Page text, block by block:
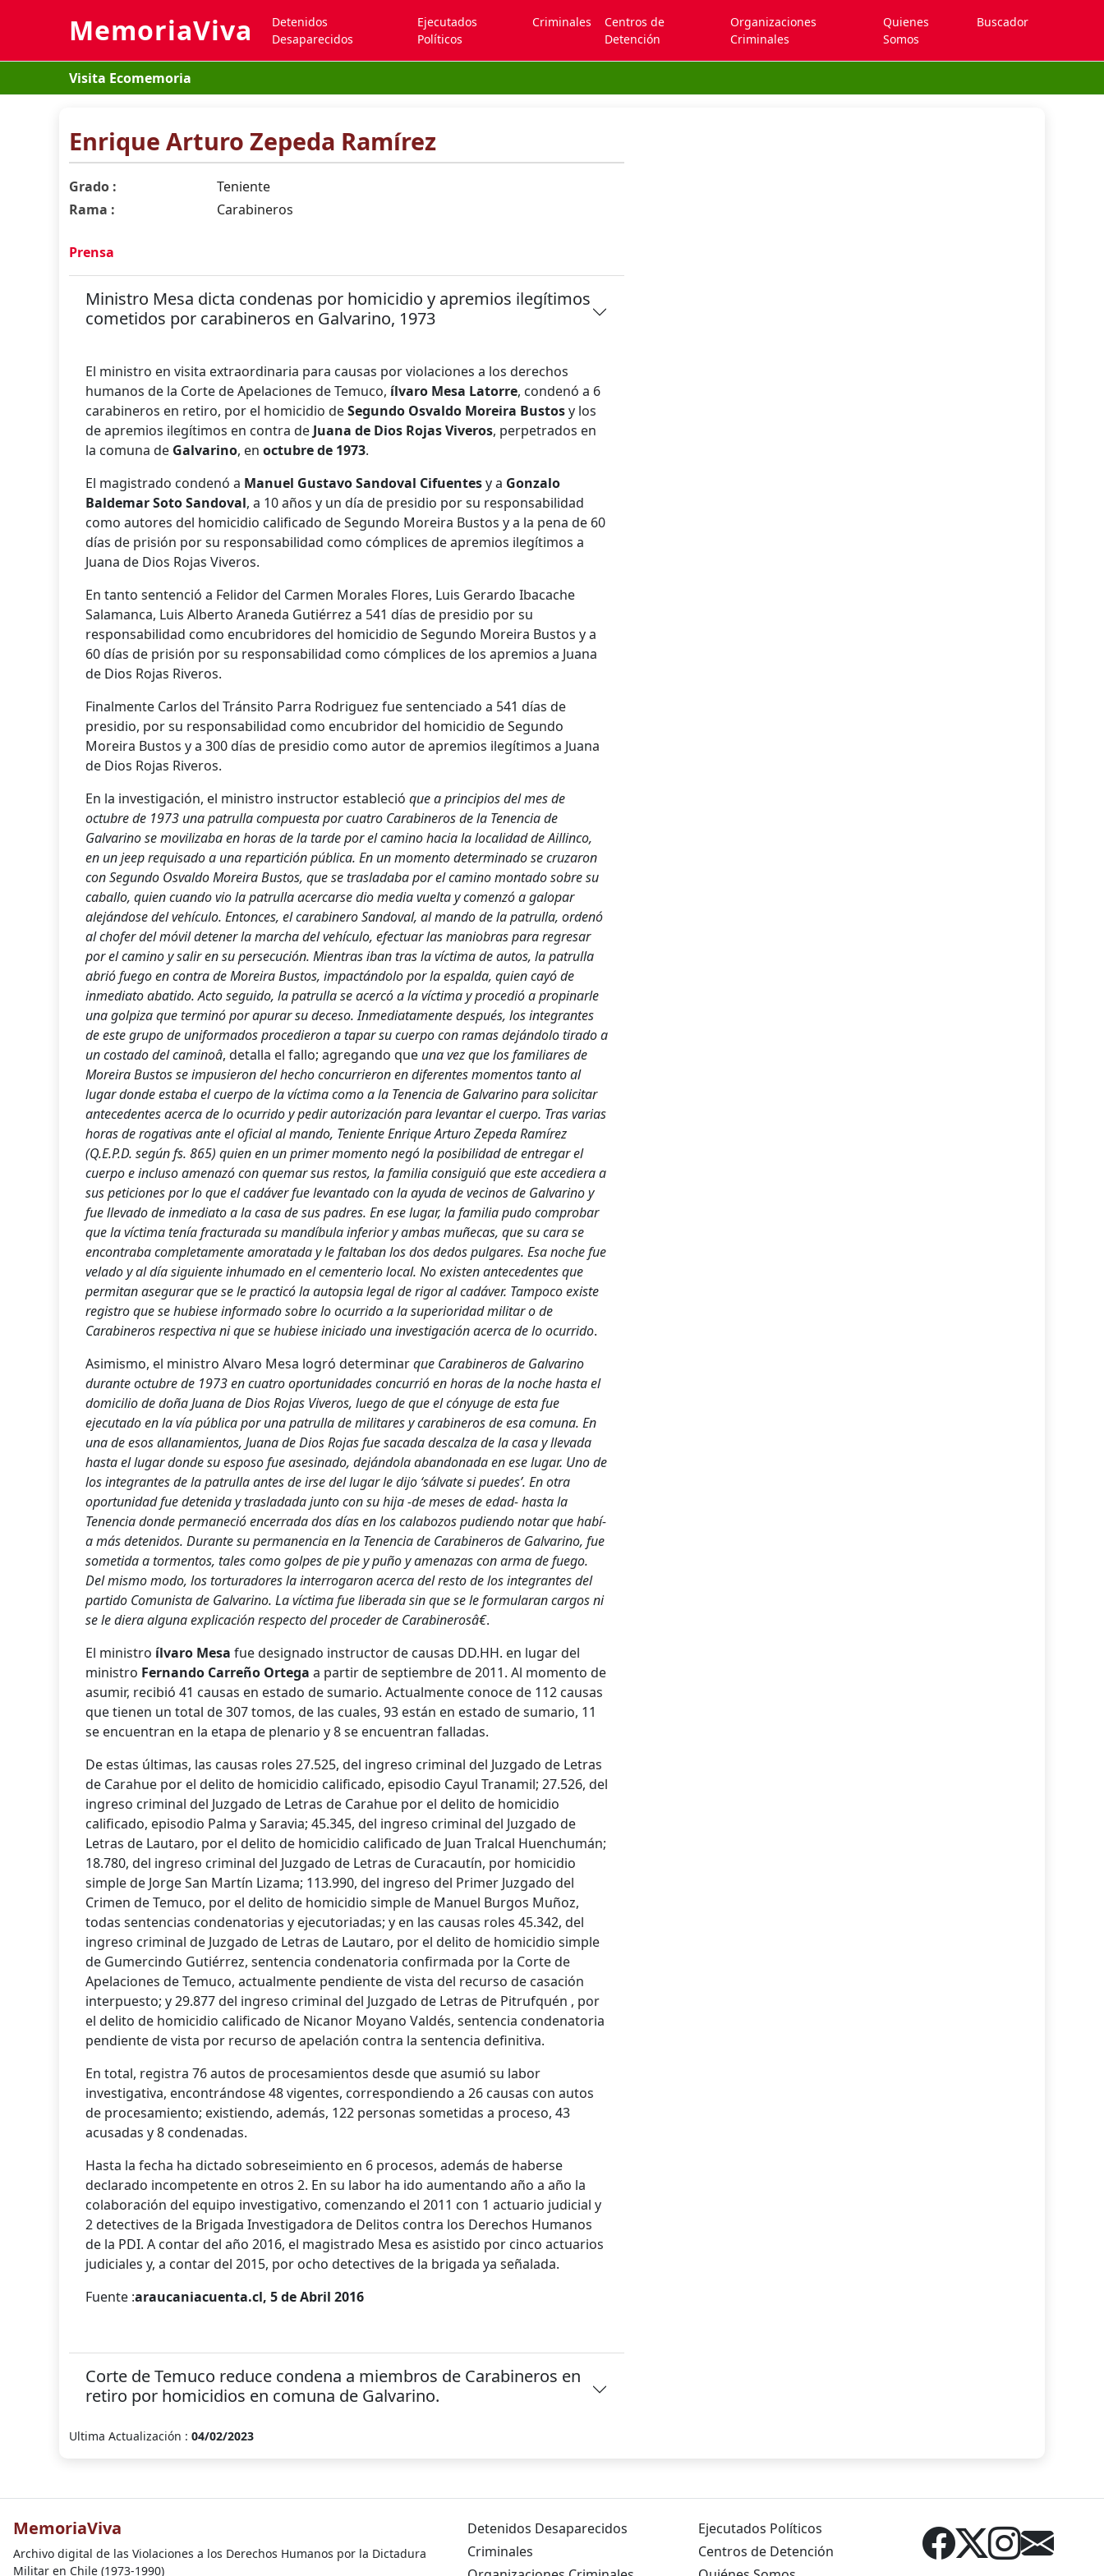
MemoriaViva
Detenidos
Desaparecidos
Ejecutados
Políticos
Criminales
Centros de
Detención
Organizaciones
Criminales
Quienes
Somos
Buscador
Visita Ecomemoria
Enrique Arturo Zepeda Ramí­rez
Grado :
Teniente
Rama :
Carabineros
Prensa
Ministro Mesa dicta condenas por homicidio y apremios ilegí­timos
cometidos por carabineros en Galvarino, 1973
El ministro en visita extraordinaria para causas por violaciones a los derechos
humanos de la Corte de Apelaciones de Temuco, ílvaro Mesa Latorre, condenó a 6
carabineros en retiro, por el homicidio deSegundo Osvaldo Moreira Bustosy los
de apremios ilegí­timos en contra de Juana de Dios Rojas Viveros, perpetrados en
la comuna de Galvarino, en octubre de 1973.
El magistrado condenó a Manuel Gustavo Sandoval Cifuentesy a Gonzalo
Baldemar Soto Sandoval, a 10 años y un dí­a de presidio por su responsabilidad
como autores del homicidio calificado de Segundo Moreira Bustos y a la pena de 60
dí­as de prisión por su responsabilidad como cómplices de apremios ilegí­timos a
Juana de Dios Rojas Viveros.
En tanto sentenció a Felidor del Carmen Morales Flores, Luis Gerardo Ibacache
Salamanca, Luis Alberto Araneda Gutiérrez a 541 dí­as de presidio por su
responsabilidad como encubridores del homicidio de Segundo Moreira Bustos y a
60 dí­as de prisión por su responsabilidad como cómplices de los apremios a Juana
de Dios Rojas Riveros.
Finalmente Carlos del Tránsito Parra Rodriguez fue sentenciado a 541 dí­as de
presidio, por su responsabilidad como encubridor del homicidio de Segundo
Moreira Bustos y a 300 dí­as de presidio como autor de apremios ilegí­timos a Juana
de Dios Rojas Riveros.
En la investigación, el ministro instructor estableció que a principios del mes de
octubre de 1973 una patrulla compuesta por cuatro Carabineros de la Tenencia de
Galvarino se movilizaba en horas de la tarde por el camino hacia la localidad de Aillinco,
en un jeep requisado a una repartición pública. En un momento determinado se cruzaron
con Segundo Osvaldo Moreira Bustos, que se trasladaba por el camino montado sobre su
caballo, quien cuando vio la patrulla acercarse dio media vuelta y comenzó a galopar
alejándose del vehí­culo. Entonces, el carabinero Sandoval, al mando de la patrulla, ordenó
al chofer del móvil detener la marcha del vehí­culo, efectuar las maniobras para regresar
por el camino y salir en su persecución. Mientras iban tras la ví­ctima de autos, la patrulla
abrió fuego en contra de Moreira Bustos, impactándolo por la espalda, quien cayó de
inmediato abatido. Acto seguido, la patrulla se acercó a la ví­ctima y procedió a propinarle
una golpiza que terminó por apurar su deceso. Inmediatamente después, los integrantes
de este grupo de uniformados procedieron a tapar su cuerpo con ramas dejándolo tirado a
un costado del caminoâ, detalla el fallo; agregando que una vez que los familiares de
Moreira Bustos se impusieron del hecho concurrieron en diferentes momentos tanto al
lugar donde estaba el cuerpo de la ví­ctima como a la Tenencia de Galvarino para solicitar
antecedentes acerca de lo ocurrido y pedir autorización para levantar el cuerpo. Tras varias
horas de rogativas ante el oficial al mando, Teniente Enrique Arturo Zepeda Ramí­rez
(Q.E.P.D. según fs. 865) quien en un primer momento negó la posibilidad de entregar el
cuerpo e incluso amenazó con quemar sus restos, la familia consiguió que este accediera a
sus peticiones por lo que el cadáver fue levantado con la ayuda de vecinos de Galvarino y
fue llevado de inmediato a la casa de sus padres. En ese lugar, la familia pudo comprobar
que la ví­ctima tení­a fracturada su mandí­bula inferior y ambas muñecas, que su cara se
encontraba completamente amoratada y le faltaban los dos dedos pulgares. Esa noche fue
velado y al dí­a siguiente inhumado en el cementerio local. No existen antecedentes que
permitan asegurar que se le practicó la autopsia legal de rigor al cadáver. Tampoco existe
registro que se hubiese informado sobre lo ocurrido a la superioridad militar o de
Carabineros respectiva ni que se hubiese iniciado una investigación acerca de lo ocurrido.
Asimismo, el ministro Alvaro Mesa logró determinarque Carabineros de Galvarino
durante octubre de 1973 en cuatro oportunidades concurrió en horas de la noche hasta el
domicilio de doña Juana de Dios Rojas Viveros, luego de que el cónyuge de esta fue
ejecutado en la ví­a pública por una patrulla de militares y carabineros de esa comuna. En
una de esos allanamientos, Juana de Dios Rojas fue sacada descalza de la casa y llevada
hasta el lugar donde su esposo fue asesinado, dejándola abandonada en ese lugar. Uno de
los integrantes de la patrulla antes de irse del lugar le dijo ‘sálvate si puedes’. En otra
oportunidad fue detenida y trasladada junto con su hija -de meses de edad- hasta la
Tenencia donde permaneció encerrada dos dí­as en los calabozos pudiendo notar que habí­
a más detenidos. Durante su permanencia en la Tenencia de Carabineros de Galvarino, fue
sometida a tormentos, tales como golpes de pie y puño y amenazas con arma de fuego.
Del mismo modo, los torturadores la interrogaron acerca del resto de los integrantes del
partido Comunista de Galvarino. La ví­ctima fue liberada sin que se le formularan cargos ni
se le diera alguna explicación respecto del proceder de Carabinerosâ€.
El ministro ílvaro Mesa fue designado instructor de causas DD.HH. en lugar del
ministro Fernando Carreño Ortega a partir de septiembre de 2011. Al momento de
asumir, recibió 41 causas en estado de sumario. Actualmente conoce de 112 causas
que tienen un total de 307 tomos, de las cuales, 93 están en estado de sumario, 11
se encuentran en la etapa de plenario y 8 se encuentran falladas.
De estas últimas, las causas roles 27.525, del ingreso criminal del Juzgado de Letras
de Carahue por el delito de homicidio calificado, episodio Cayul Tranamil; 27.526, del
ingreso criminal del Juzgado de Letras de Carahue por el delito de homicidio
calificado, episodio Palma y Saravia; 45.345, del ingreso criminal del Juzgado de
Letras de Lautaro, por el delito de homicidio calificado de Juan Tralcal Huenchumán;
18.780, del ingreso criminal del Juzgado de Letras de Curacautí­n, por homicidio
simple de Jorge San Martí­n Lizama; 113.990, del ingreso del Primer Juzgado del
Crimen de Temuco, por el delito de homicidio simple de Manuel Burgos Muñoz,
todas sentencias condenatorias y ejecutoriadas; y en las causas roles 45.342, del
ingreso criminal de Juzgado de Letras de Lautaro, por el delito de homicidio simple
de Gumercindo Gutiérrez, sentencia condenatoria confirmada por la Corte de
Apelaciones de Temuco, actualmente pendiente de vista del recurso de casación
interpuesto; y 29.877 del ingreso criminal del Juzgado de Letras de Pitrufquén , por
el delito de homicidio calificado de Nicanor Moyano Valdés, sentencia condenatoria
pendiente de vista por recurso de apelación contra la sentencia definitiva.
En total, registra 76 autos de procesamientos desde que asumió su labor
investigativa, encontrándose 48 vigentes, correspondiendo a 26 causas con autos
de procesamiento; existiendo, además, 122 personas sometidas a proceso, 43
acusadas y 8 condenadas.
Hasta la fecha ha dictado sobreseimiento en 6 procesos, además de haberse
declarado incompetente en otros 2. En su labor ha ido aumentando año a año la
colaboración del equipo investigativo, comenzando el 2011 con 1 actuario judicial y
2 detectives de la Brigada Investigadora de Delitos contra los Derechos Humanos
de la PDI. A contar del año 2016, el magistrado Mesa es asistido por cinco actuarios
judiciales y, a contar del 2015, por ocho detectives de la brigada ya señalada.
Fuente :araucaniacuenta.cl, 5 de Abril 2016
Corte de Temuco reduce condena a miembros de Carabineros en
retiro por homicidios en comuna de Galvarino.
Ultima Actualización : 04/02/2023
MemoriaViva
Archivo digital de las Violaciones a los Derechos Humanos por la Dictadura
Militar en Chile (1973-1990)
Detenidos Desaparecidos
Ejecutados Políticos
Criminales
Centros de Detención